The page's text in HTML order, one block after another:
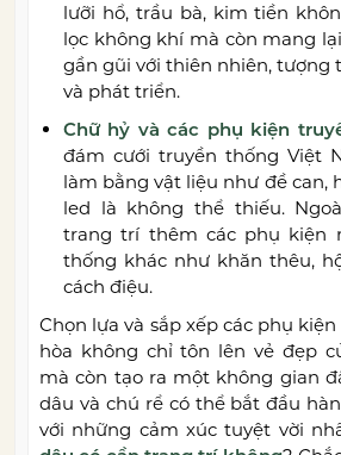
lưỡi hổ, trầu bà, kim tiền
lọc không khí mà còn mang
gần gũi với thiên nhiên, tượng
và phát triển.
Chữ hỷ và các phụ kiện
đám cưới truyền thống Việt
làm bằng vật liệu như đề can,
led là không thể thiếu.
trang trí thêm các phụ kiện
thống khác như khăn thêu,
cách điệu.
Chọn lựa và sắp xếp các phụ
hòa không chỉ tôn lên vẻ đẹp
mà còn tạo ra một không gian
dâu và chú rể có thể bắt đầu
với những cảm xúc tuyệt vời